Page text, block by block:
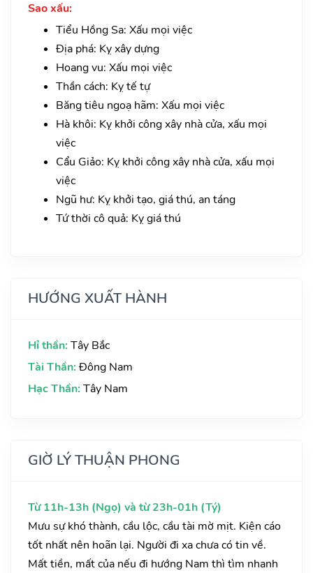
Sao xấu:
Tiểu Hồng Sa: Xấu mọi việc
Địa phá: Kỵ xây dựng
Hoang vu: Xấu mọi việc
Thần cách: Kỵ tế tự
Băng tiêu ngoạ hãm: Xấu mọi việc
Hà khôi: Kỵ khởi công xây nhà cửa, xấu mọi
việc
Cẩu Giảo: Kỵ khởi công xây nhà cửa, xấu mọi
việc
Ngũ hư: Kỵ khởi tạo, giá thú, an táng
Tứ thời cô quả: Kỵ giá thú
HƯỚNG XUẤT HÀNH
Hỉ thần: Tây Bắc
Tài Thần: Đông Nam
Hạc Thần: Tây Nam
GIỜ LÝ THUẬN PHONG
Từ 11h-13h (Ngọ) và từ 23h-01h (Tý)
Mưu sự khó thành, cầu lộc, cầu tài mờ mịt. Kiện cáo
tốt nhất nên hoãn lại. Người đi xa chưa có tin về.
Mất tiền, mất của nếu đi hướng Nam thì tìm nhanh